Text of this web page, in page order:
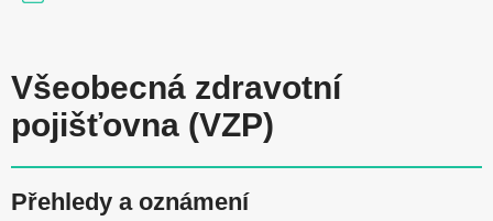
Všeobecná zdravotní
pojišťovna (VZP)
Přehledy a oznámení